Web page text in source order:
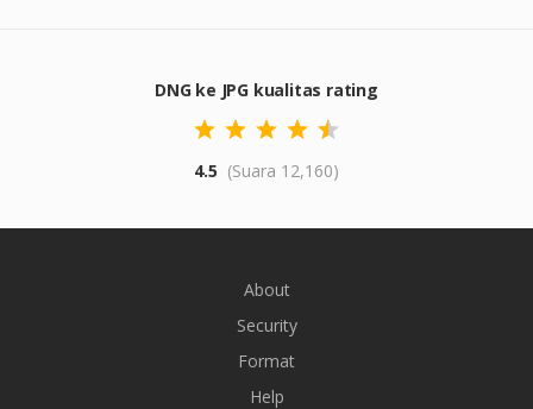
DNG ke JPG kualitas rating
4.5 (Suara 12,160)
About
Security
Format
Help